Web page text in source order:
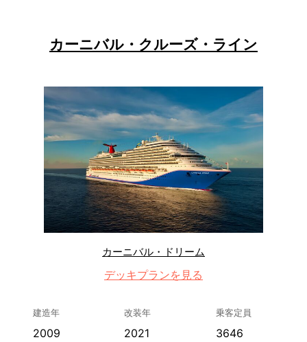
カーニバル・クルーズ・ライン
カーニバル・ドリーム
デッキプランを見る
建造年
2009
改装年
2021
乗客定員
3646